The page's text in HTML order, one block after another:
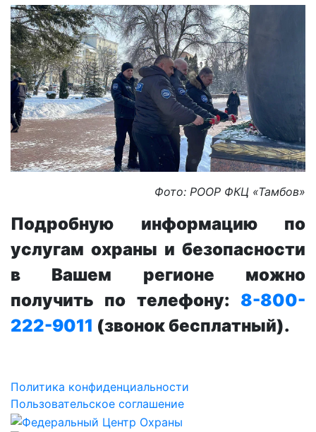
Фото: РООР ФКЦ «Тамбов»
Подробную информацию по
услугам охраны и безопасности
в Вашем регионе можно
получить по телефону: 8-800-
222-9011 (звонок бесплатный).
Политика конфиденциальности
Пользовательское соглашение